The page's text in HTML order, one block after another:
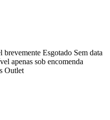
brevemente Esgotado Sem data
apenas sob encomenda
Outlet